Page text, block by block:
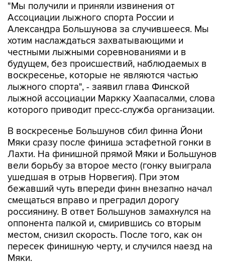
"Мы получили и приняли извинения от
Ассоциации лыжного спорта России и
Александра Большунова за случившееся. Мы
хотим наслаждаться захватывающими и
честными лыжными соревнованиями и в
будущем, без происшествий, наблюдаемых в
воскресенье, которые не являются частью
лыжного спорта", - заявил глава Финской
лыжной ассоциации Маркку Хаапасалми, слова
которого приводит пресс-служба организации.
В воскресенье Большунов сбил финна Йони
Мяки сразу после финиша эстафетной гонки в
Лахти. На финишной прямой Мяки и Большунов
вели борьбу за второе место (гонку выиграла
ушедшая в отрыв Норвегия). При этом
бежавший чуть впереди финн внезапно начал
смещаться вправо и преградил дорогу
россиянину. В ответ Большунов замахнулся на
оппонента палкой и, смирившись со вторым
местом, снизил скорость. После того, как он
пересек финишную черту, и случился наезд на
Мяки.